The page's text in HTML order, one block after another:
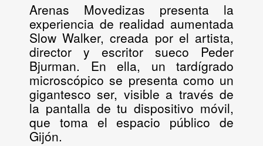
Arenas Movedizas presenta la
experiencia de realidad aumentada
Slow Walker, creada por el artista,
director y escritor sueco Peder
Bjurman. En ella, un tardígrado
microscópico se presenta como un
gigantesco ser, visible a través de
la pantalla de tu dispositivo móvil,
que toma el espacio público de
Gijón.